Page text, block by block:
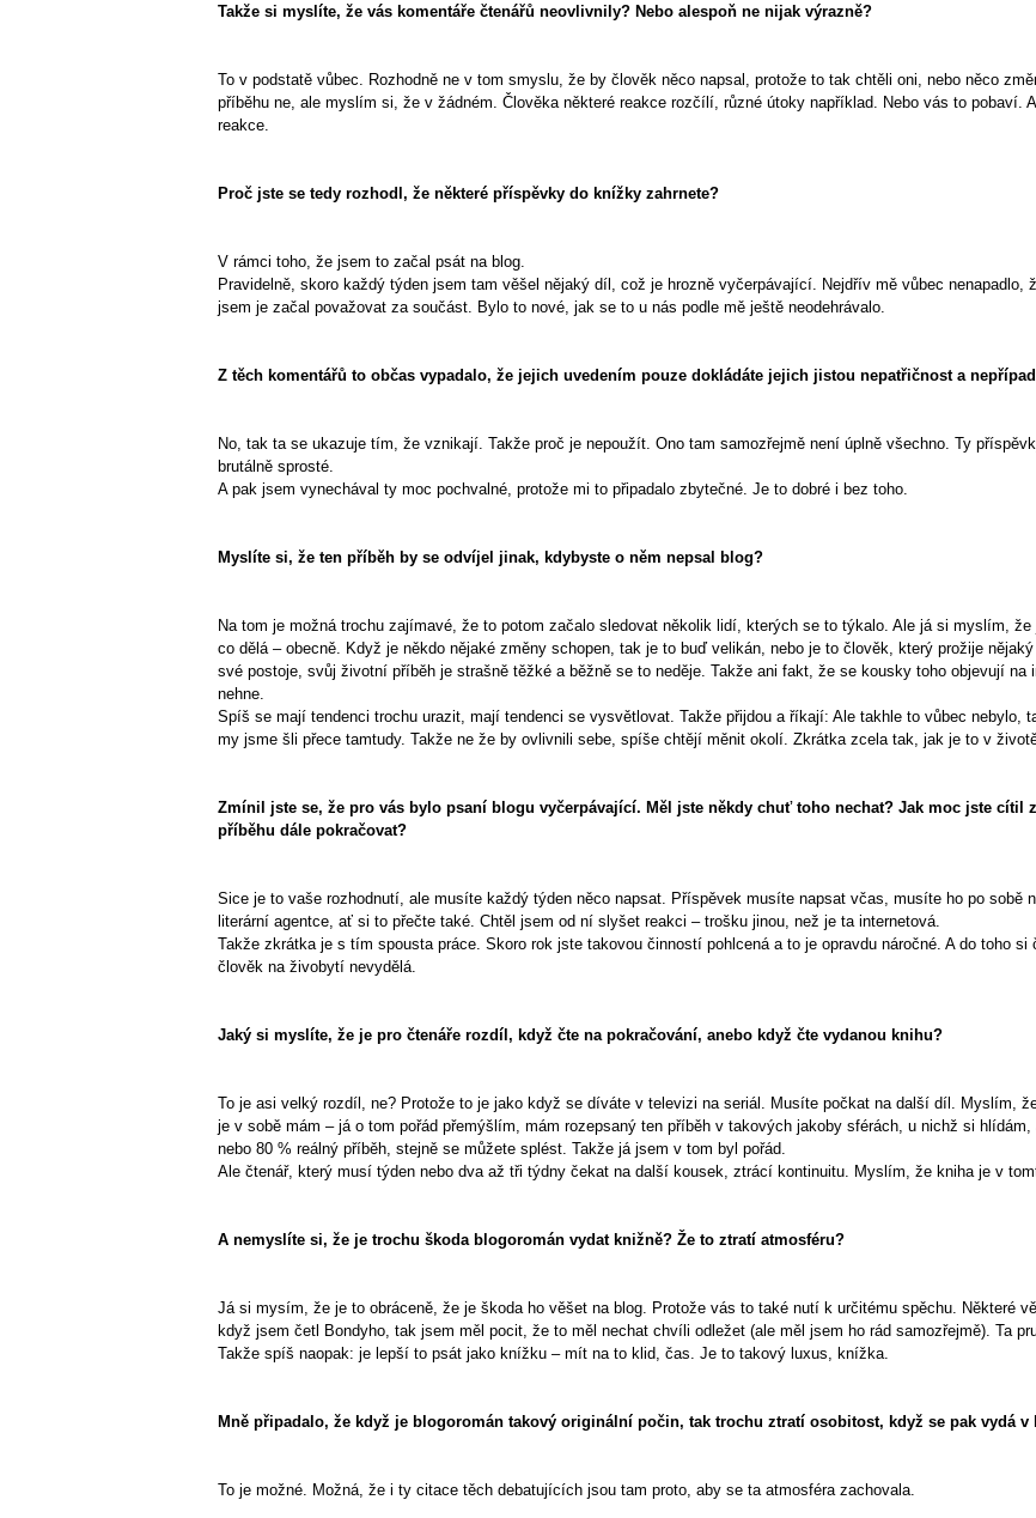
Takže si myslíte, že vás komentáře čtenářů neovlivnily? Nebo alespoň ne nijak výrazně?
To v podstatě vůbec. Rozhodně ne v tom smyslu, že by člověk něco napsal, protože to tak chtěli oni, nebo něco
příběhu ne, ale myslím si, že v žádném. Člověka některé reakce rozčílí, různé útoky například. Nebo vás to pobaví.
reakce.
Proč jste se tedy rozhodl, že některé příspěvky do knížky zahrnete?
V rámci toho, že jsem to začal psát na blog.
Pravidelně, skoro každý týden jsem tam věšel nějaký díl, což je hrozně vyčerpávající. Nejdřív mě vůbec
jsem je začal považovat za součást. Bylo to nové, jak se to u nás podle mě ještě neodehrávalo.
Z těch komentářů to občas vypadalo, že jejich uvedením pouze dokládáte jejich jistou nepatřičnost a
No, tak ta se ukazuje tím, že vznikají. Takže proč je nepoužít. Ono tam samozřejmě není úplně všechno. Ty
brutálně sprosté.
A pak jsem vynechával ty moc pochvalné, protože mi to připadalo zbytečné. Je to dobré i bez toho.
Myslíte si, že ten příběh by se odvíjel jinak, kdybyste o něm nepsal blog?
Na tom je možná trochu zajímavé, že to potom začalo sledovat několik lidí, kterých se to týkalo. Ale já si myslím,
co dělá – obecně. Když je někdo nějaké změny schopen, tak je to buď velikán, nebo je to člověk, který prožije
své postoje, svůj životní příběh je strašně těžké a běžně se to neděje. Takže ani fakt, že se kousky toho objevují na
nehne.
Spíš se mají tendenci trochu urazit, mají tendenci se vysvětlovat. Takže přijdou a říkají: Ale takhle to vůbec nebylo,
my jsme šli přece tamtudy. Takže ne že by ovlivnili sebe, spíše chtějí měnit okolí. Zkrátka zcela tak, jak je to v
Zmínil jste se, že pro vás bylo psaní blogu vyčerpávající. Měl jste někdy chuť toho nechat? Jak moc jste cítil
příběhu dále pokračovat?
Sice je to vaše rozhodnutí, ale musíte každý týden něco napsat. Příspěvek musíte napsat včas, musíte ho po sobě
literární agentce, ať si to přečte také. Chtěl jsem od ní slyšet reakci – trošku jinou, než je ta internetová.
Takže zkrátka je s tím spousta práce. Skoro rok jste takovou činností pohlcená a to je opravdu náročné. A do toho
člověk na živobytí nevydělá.
Jaký si myslíte, že je pro čtenáře rozdíl, když čte na pokračování, anebo když čte vydanou knihu?
To je asi velký rozdíl, ne? Protože to je jako když se díváte v televizi na seriál. Musíte počkat na další díl. Myslím,
je v sobě mám – já o tom pořád přemýšlím, mám rozepsaný ten příběh v takových jakoby sférách, u nichž si
nebo 80 % reálný příběh, stejně se můžete splést. Takže já jsem v tom byl pořád.
Ale čtenář, který musí týden nebo dva až tři týdny čekat na další kousek, ztrácí kontinuitu. Myslím, že kniha je v
A nemyslíte si, že je trochu škoda blogoromán vydat knižně? Že to ztratí atmosféru?
Já si mysím, že je to obráceně, že je škoda ho věšet na blog. Protože vás to také nutí k určitému spěchu. Některé
když jsem četl Bondyho, tak jsem měl pocit, že to měl nechat chvíli odležet (ale měl jsem ho rád samozřejmě). Ta
Takže spíš naopak: je lepší to psát jako knížku – mít na to klid, čas. Je to takový luxus, knížka.
Mně připadalo, že když je blogoromán takový originální počin, tak trochu ztratí osobitost, když se pak vydá v
To je možné. Možná, že i ty citace těch debatujících jsou tam proto, aby se ta atmosféra zachovala.